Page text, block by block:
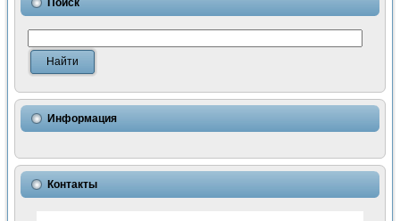
Виртуальный лабораторный стенд для исследования
Измерение шумовых параметров операционных
Измерительный преобразователь на основе цифровой
Использование NI LabVIEW для математического
Исследовние возможности создания измерителя ВАХ
Математическое моделирование генератора сигналов -
Применение осциллографического модуля с высоким
Симуляция отклика импульсного радиолокационного
Автоматизация формирования уравнений состояния для
Поиск
Информация
Контакты